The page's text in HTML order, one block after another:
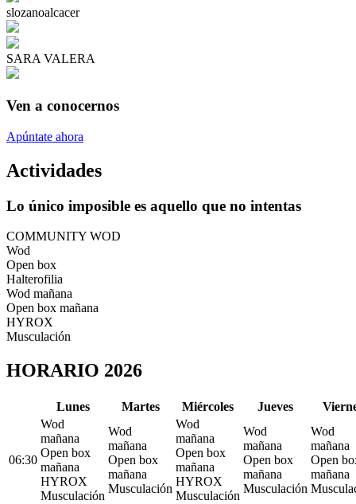
slozanoalcacer
SARA VALERA
Ven a conocernos
Apúntate ahora
Actividades
Lo único imposible es aquello que no intentas
COMMUNITY WOD
Wod
Open box
Halterofilia
Wod mañana
Open box mañana
HYROX
Musculación
HORARIO 2026
Lunes Martes Miércoles Jueves V
06:30
Wod
mañana
Open box
mañana
HYROX
Musculación
Wod
mañana
Open box
mañana
Musculación
Wod
mañana
Open box
mañana
HYROX
Musculación
Wod
mañana
Open box
mañana
Musculación
Wod
mañana
Open
mañana